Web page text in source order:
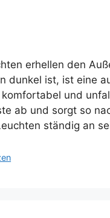
erhellen den
dunkel ist, ist eine
und
ab und sorgt so
ständig an